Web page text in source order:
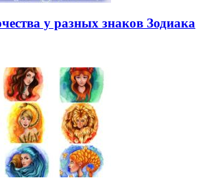
у разных знаков Зодиака